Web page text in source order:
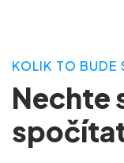
KOLIK TO BUDE
Nechte